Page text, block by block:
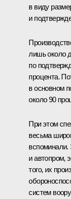
в виду
и
лишь около
по
процента.
в основном
около 90
При этом
весьма
вспоминали.
и автопром,
того, их
систем